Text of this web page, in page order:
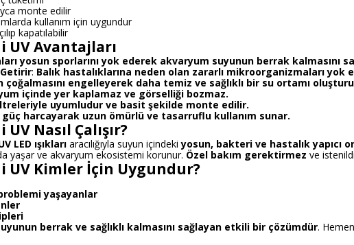
monte edilir
kullanım için uygundur
kapatılabilir
UV Avantajları
yosun sporlarını yok ederek akvaryum suyunun berrak kalmasını
: Balık hastalıklarına neden olan zararlı mikroorganizmaları yok
çoğalmasını engelleyerek daha temiz ve sağlıklı bir su ortamı
içinde yer kaplamaz ve görselliği bozmaz.
uyumludur ve basit şekilde monte edilir.
güç harcayarak uzun ömürlü ve tasarruflu kullanım sunar.
Nasıl Çalışır?
LED ışıkları aracılığıyla suyun içindekiyosun, bakteri ve hastalık yapıcı
yaşar ve akvaryum ekosistemi korunur. Özel bakım gerektirmez ve
UV Kimler İçin Uygundur?
yaşayanlar
berrak ve sağlıklı kalmasını sağlayan etkili bir çözümdür.